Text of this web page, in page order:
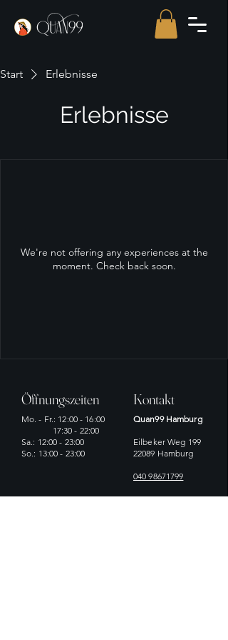
Start Erlebnisse
Erlebnisse
We're not offering any experiences at the
moment. Check back soon.
Öffnungszeiten
Mo . - Fr.: 12:00 - 16:00
17:30 - 22:00
Sa.: 12:00 - 23:00
So.: 13:00 - 23:00
Kontakt
Quan99 Hamburg
Eilbeker Weg 199
22089 Hamburg
040 98671799